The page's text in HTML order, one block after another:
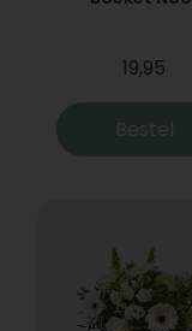
19,95
Bestel